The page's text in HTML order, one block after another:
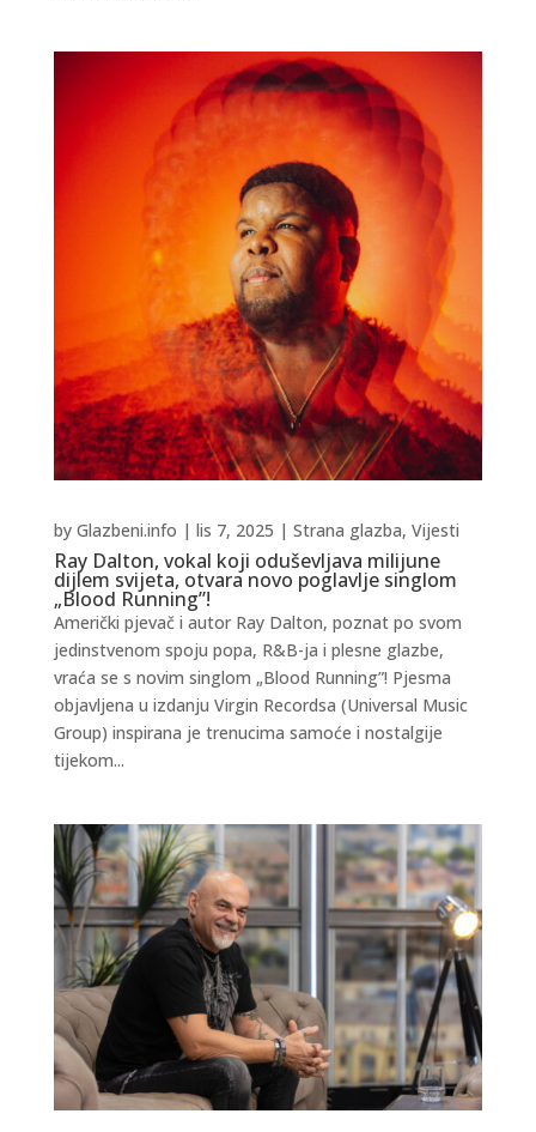
Ray Dalton, vokal koji oduševljava milijune
dijlem svijeta, otvara novo poglavlje singlom
„Blood Running”!
by Glazbeni.info | lis 7, 2025 | Strana glazba, Vijesti
Američki pjevač i autor Ray Dalton, poznat po svom
jedinstvenom spoju popa, R&B-ja i plesne glazbe,
vraća se s novim singlom „Blood Running”! Pjesma
objavljena u izdanju Virgin Recordsa (Universal Music
Group) inspirana je trenucima samoće i nostalgije
tijekom...